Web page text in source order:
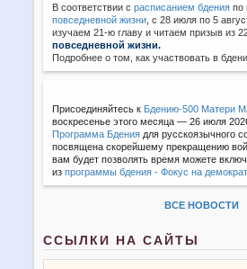
В соответствии с расписанием бдения по
повседневной жизни с 28 июля по 5
изучаем 21-ю главу и читаем призыв из
повседневной жизни.
Подробнее о том, как участвовать в
Присоединяйтесь к Бдению-500 Матери
воскресенье этого месяца — 26 июля
Программа Бдения для русскоязычного
посвящена скорейшему прекращению
вам будет позволять время можете
изпрограммы бдения - Фокус на
ВСЕ НОВОСТИ
ССЫЛКИ НА САЙТЫ